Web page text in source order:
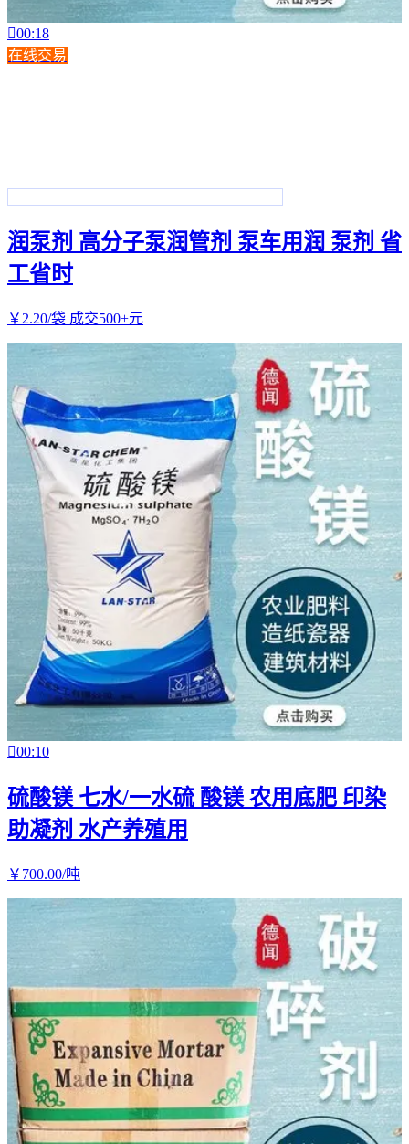
00:18
在线交易
润泵剂 高分子泵润管剂 泵车用润 泵剂 省
工省时
￥ 2.20/袋 成交500+元
00:10
硫酸镁 七水/一水硫 酸镁 农用底肥 印染
助凝剂 水产养殖用
￥ 700.00/吨